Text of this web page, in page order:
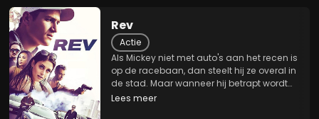
Rev
Actie
Als Mickey niet met auto's aan het recen is
op de racebaan, dan steelt hij ze overal in
de stad. Maar wanneer hij betrapt wordt
op het stimuleren van een zeldzame rit
Lees meer